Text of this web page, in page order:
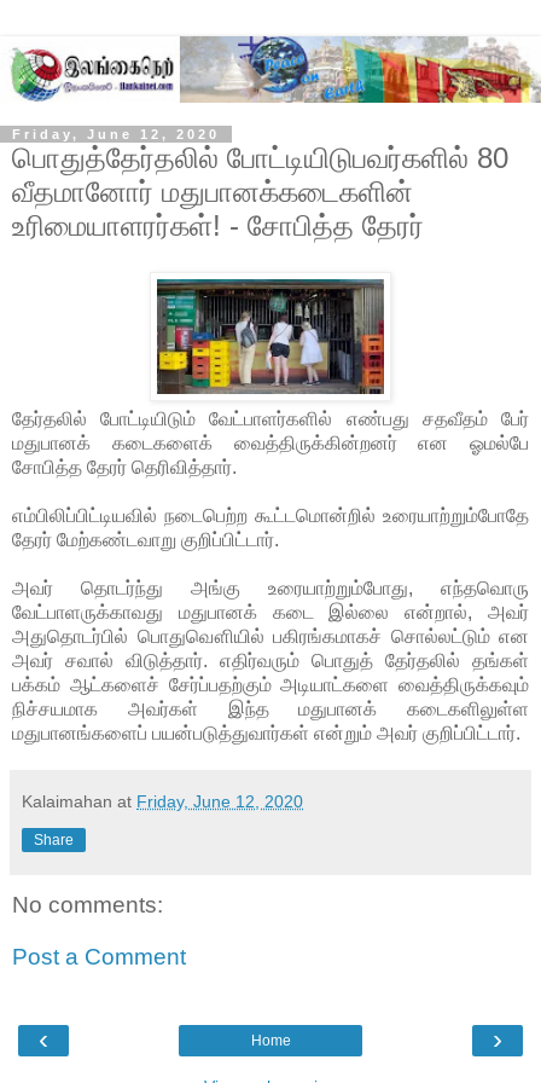
Friday, June 12, 2020
பொதுத்தேர்தலில் போட்டியிடுபவர்களில் 80
வீதமானோர் மதுபானக்கடைகளின்
உரிமையாளரர்கள்! - சோபித்த தேரர்
தேர்தலில் போட்டியிடும் வேட்பாளர்களில் எண்பது சதவீதம் பேர்
மதுபானக் கடைகளைக் வைத்திருக்கின்றனர் என ஓமல்பே
சோபித்த தேரர் தெரிவித்தார்.
எம்பிலிப்பிட்டியவில் நடைபெற்ற கூட்டமொன்றில் உரையாற்றும்போதே
தேரர் மேற்கண்டவாறு குறிப்பிட்டார்.
அவர் தொடர்ந்து அங்கு உரையாற்றும்போது, எந்தவொரு
வேட்பாளருக்காவது மதுபானக் கடை இல்லை என்றால், அவர்
அதுதொடர்பில் பொதுவௌியில் பகிரங்கமாகச் சொல்லட்டும் என
அவர் சவால் விடுத்தார். எதிர்வரும் பொதுத் தேர்தலில் தங்கள்
பக்கம் ஆட்களைச் சேர்ப்பதற்கும் அடியாட்களை வைத்திருக்கவும்
நிச்சயமாக அவர்கள் இந்த மதுபானக் கடைகளிலுள்ள
மதுபானங்களைப் பயன்படுத்துவார்கள் என்றும் அவர் குறிப்பிட்டார்.
Kalaimahan at Friday, June 12, 2020
Share
No comments:
Post a Comment
‹ ›
Home